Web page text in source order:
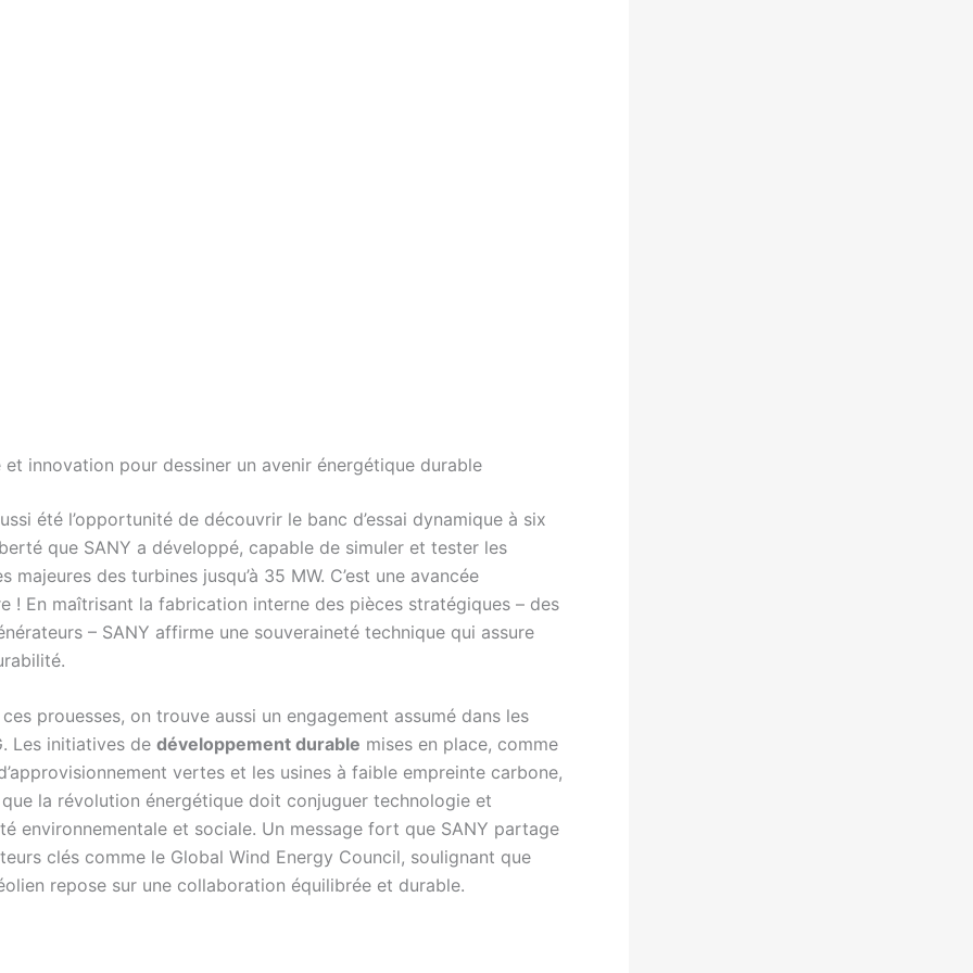
et innovation pour dessiner un avenir énergétique durable
été l’opportunité de découvrir le banc d’essai dynamique à six
que SANY a développé, capable de simuler et tester les
majeures des turbines jusqu’à 35 MW. C’est une avancée
! En maîtrisant la fabrication interne des pièces stratégiques – des
– SANY affirme une souveraineté technique qui assure
prouesses, on trouve aussi un engagement assumé dans les
Les initiatives de développement durable mises en place, comme
vertes et les usines à faible empreinte carbone,
la révolution énergétique doit conjuguer technologie et
environnementale et sociale. Un message fort que SANY partage
clés comme le Global Wind Energy Council, soulignant que
repose sur une collaboration équilibrée et durable.